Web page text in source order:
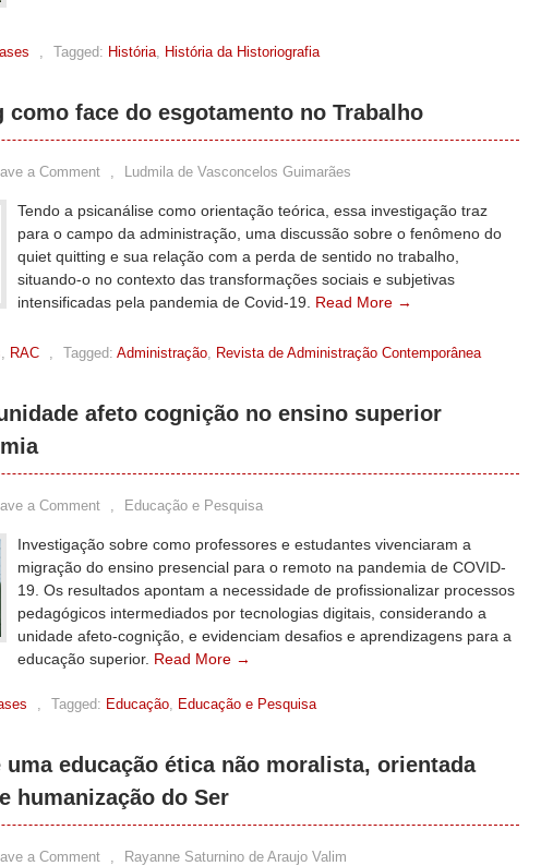
, Tagged: História, História da Historiografia
face do esgotamento no Trabalho
a Comment , Ludmila de Vasconcelos Guimarães
Tendo a psicanálise como orientação teórica, essa investigação traz
para o campo da administração, uma discussão sobre o fenômeno do
quiet quitting e sua relação com a perda de sentido no trabalho,
situando-o no contexto das transformações sociais e subjetivas
intensificadas pela pandemia de Covid-19. Read More →
, RAC , Tagged: Administração, Revista de Administração Contemporânea
afeto cognição no ensino superior
a Comment , Educação e Pesquisa
Investigação sobre como professores e estudantes vivenciaram a
migração do ensino presencial para o remoto na pandemia de COVID-
19. Os resultados apontam a necessidade de profissionalizar processos
pedagógicos intermediados por tecnologias digitais, considerando a
unidade afeto-cognição, e evidenciam desafios e aprendizagens para a
educação superior. Read More →
, Tagged: Educação, Educação e Pesquisa
uma educação ética não moralista, orientada
humanização do Ser
a Comment , Rayanne Saturnino de Araujo Valim